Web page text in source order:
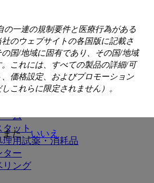
の一連の規制要件と医療行為がある
のウェブサイトの各国版に記載さ
国/地域に固有であり、その国/地域
これには、すべての製品の詳細/可
価格設定、およびプロモーション
これらに限定されません）。
また いいえ
ューション
プロセッサー
封入装置（HE染色および特殊染
ーム
タット
理用試薬・消耗品
ター
リング